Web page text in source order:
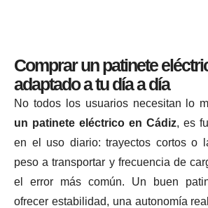
Comprar un patinete
adaptado a tu día a día
No todos los usuarios necesitan lo
un patinete eléctrico en Cádiz, es
en el uso diario: trayectos cortos o
peso a transportar y frecuencia de
el error más común. Un buen
ofrecer estabilidad, una autonomía